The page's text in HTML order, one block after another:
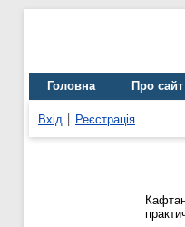
Головна Про сайт
Вхід Реєстрація